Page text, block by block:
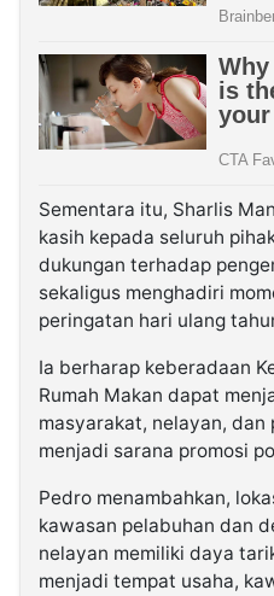
Sementara itu, Sharlis
kasih kepada seluruh
dukungan terhadap
sekaligus menghadiri
peringatan hari ulang
Ia berharap keberadaan
Rumah Makan dapat
masyarakat, nelayan, dan
menjadi sarana promosi
Pedro menambahkan,
kawasan pelabuhan dan
nelayan memiliki daya
menjadi tempat usaha,